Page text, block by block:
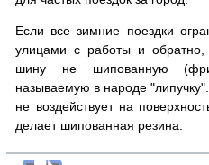
Если все зимние поездки
улицами с работы и обратно,
шину не шипованную
называемую в народе
не воздействует на
делает шипованная резина.